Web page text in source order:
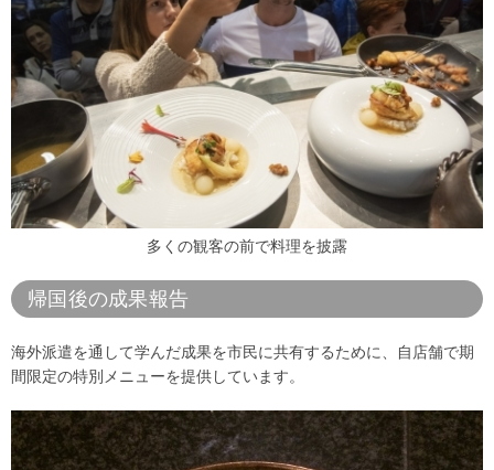
多くの観客の前で料理を披露
帰国後の成果報告
海外派遣を通して学んだ成果を市民に共有するために、自店舗で期
間限定の特別メニューを提供しています。